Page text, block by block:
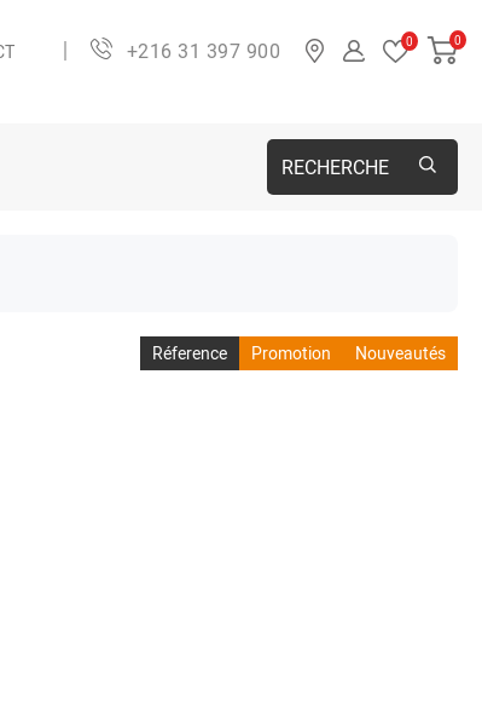
+216 31 397 900 0 0
RECHERCHE
Réference Promotion Nouveautés